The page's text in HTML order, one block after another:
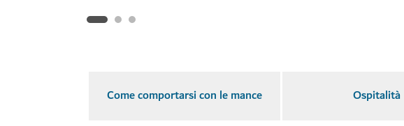
Come comportarsi con le mance Ospitalità